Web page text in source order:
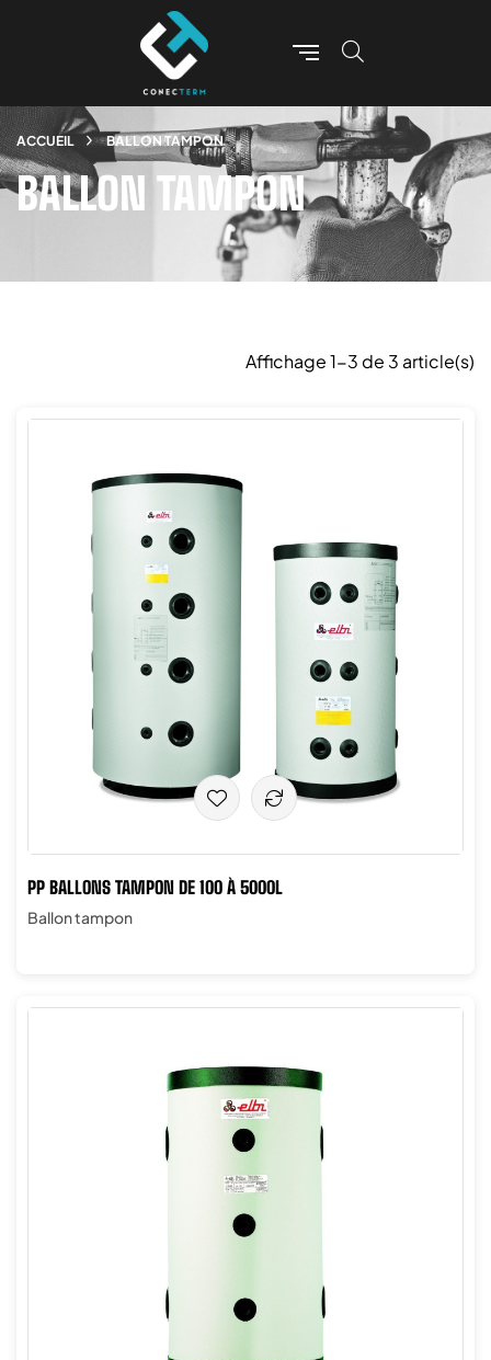
ACCUEIL BALLON TAMPON
BALLON TAMPON
Affichage 1-3 de 3 article(s)
PP BALLONS TAMPON DE 100 À 5000L
Ballon tampon